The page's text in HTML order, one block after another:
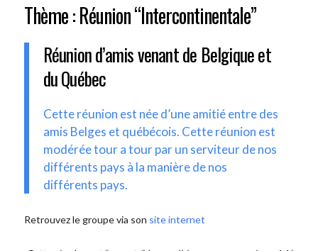
Thème : Réunion “Intercontinentale”
Réunion d’amis venant de Belgique et
du Québec
Cette réunion est née d’une amitié entre des
amis Belges et québécois. Cette réunion est
modérée tour a tour par un serviteur de nos
différents pays à la manière de nos
différents pays.
Retrouvez le groupe via son site internet